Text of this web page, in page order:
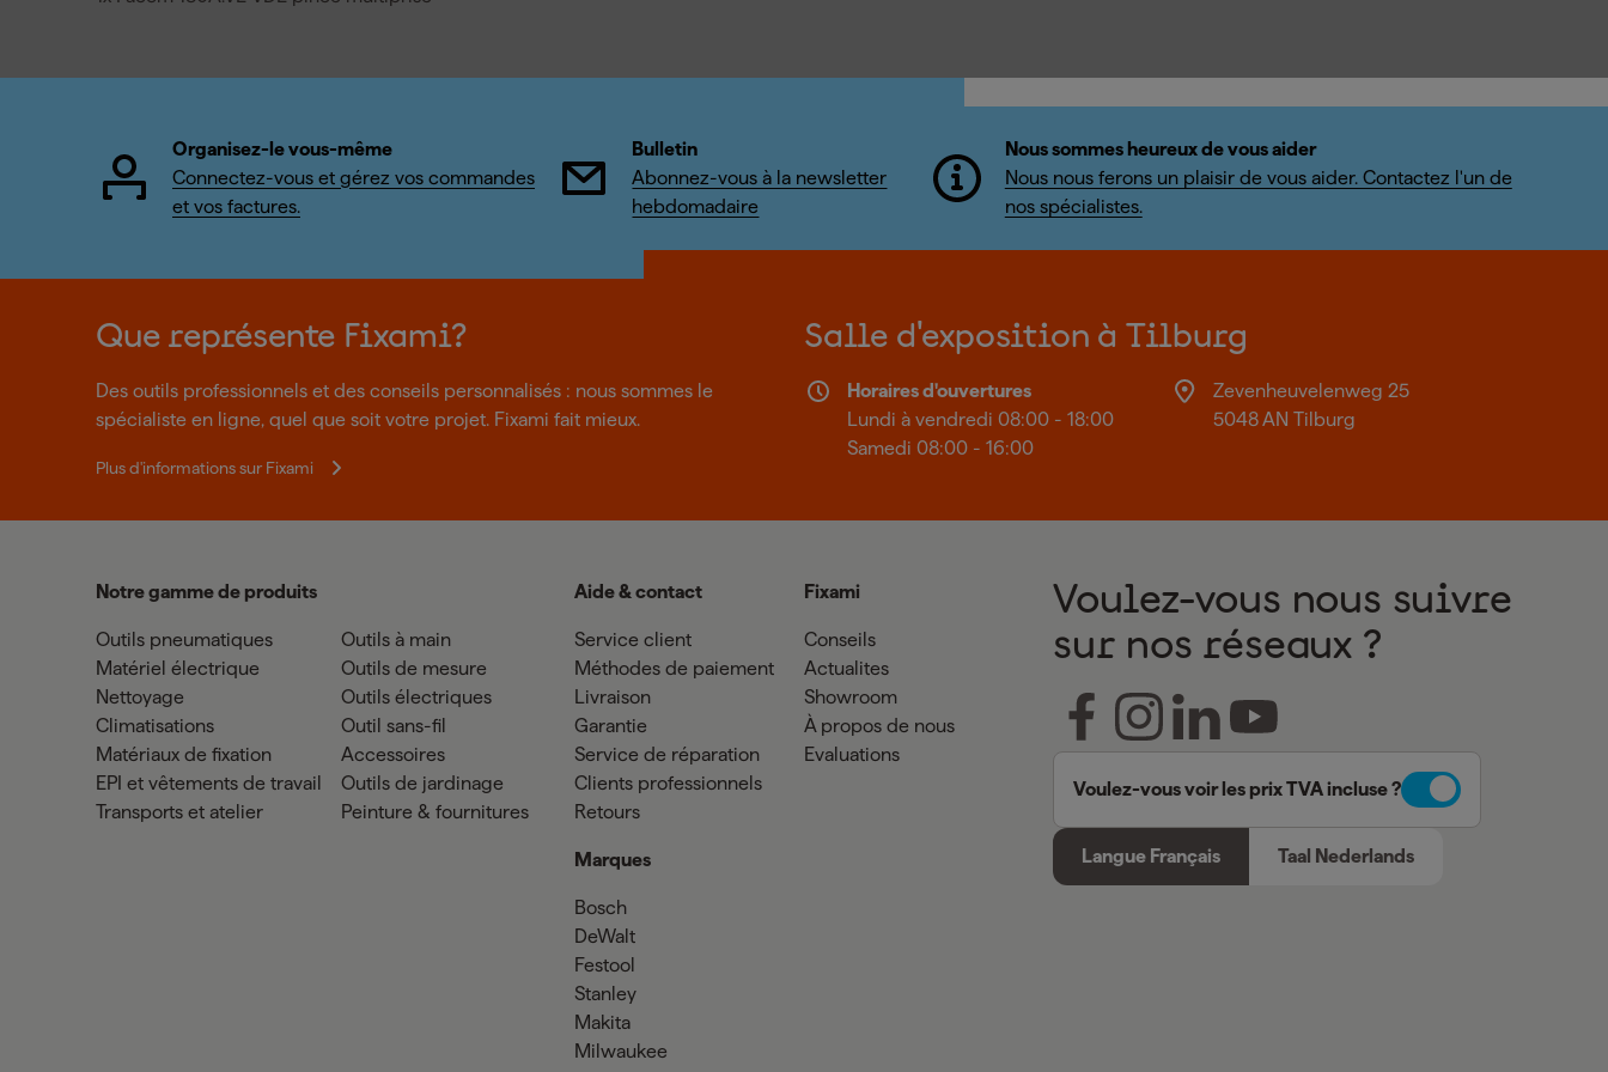
Organisez-le vous-même
Connectez-vous et gérez vos commandes
et vos factures.
Bulletin
Abonnez-vous à la newsletter
hebdomadaire
Nous sommes heureux de vous aider
Nous nous ferons un plaisir de vous aider. Contactez l'un de
nos spécialistes.
Que représente Fixami?
Des outils professionnels et des conseils personnalisés : nous sommes le
spécialiste en ligne, quel que soit votre projet. Fixami fait mieux.
Plus d'informations sur Fixami
Salle d'exposition à Tilburg
Horaires d'ouvertures
Lundi à vendredi 08:00 - 18:00
Samedi 08:00 - 16:00
Zevenheuvelenweg 25
5048 AN Tilburg
Notre gamme de produits
Outils pneumatiques
Matériel électrique
Nettoyage
Climatisations
Matériaux de fixation
EPI et vêtements de travail
Transports et atelier
Outils à main
Outils de mesure
Outils électriques
Outil sans-fil
Accessoires
Outils de jardinage
Peinture & fournitures
Aide & contact
Service client
Méthodes de paiement
Livraison
Garantie
Service de réparation
Clients professionnels
Retours
Marques
Bosch
DeWalt
Festool
Stanley
Makita
Milwaukee
Fixami
Conseils
Actualites
Showroom
À propos de nous
Evaluations
Voulez-vous nous suivre
sur nos réseaux ?
Voulez-vous voir les prix TVA incluse ?
Langue Français Taal Nederlands